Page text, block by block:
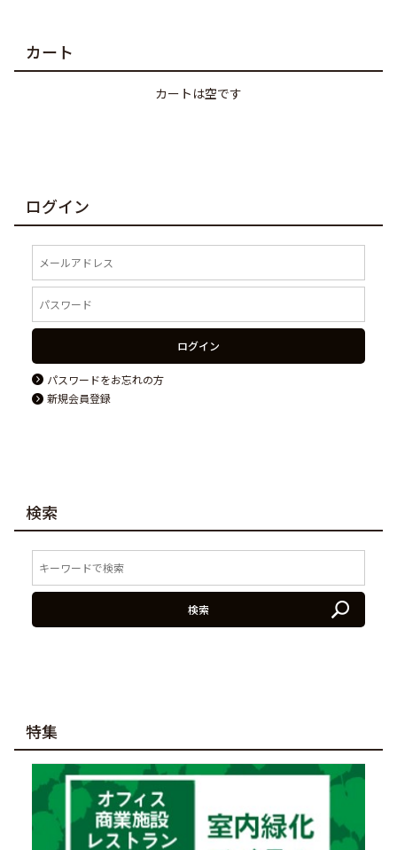
カート
カートは空です
ログイン
ログイン
パスワードをお忘れの方
新規会員登録
検索
検索
特集